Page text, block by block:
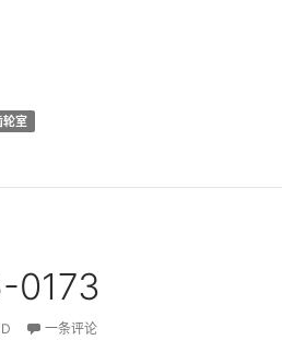
轮室
0173
一条评论